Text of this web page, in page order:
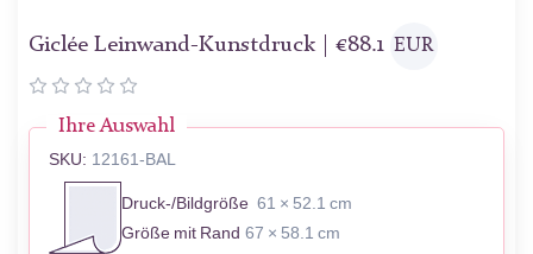
Giclée Leinwand-Kunstdruck | €88.1 EUR
Ihre Auswahl
SKU: 12161-BAL
Druck-/Bildgröße 61 × 52.1 cm
Größe mit Rand 67 × 58.1 cm